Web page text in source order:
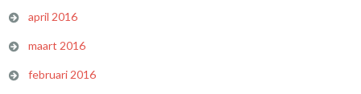
april 2016
maart 2016
februari 2016